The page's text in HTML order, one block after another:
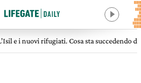
e i nuovi rifugiati. Cosa sta succedendo